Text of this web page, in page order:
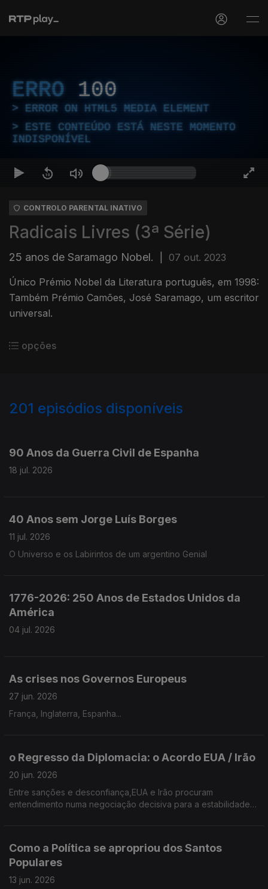
ERRO 100
ERROR ON HTML5 MEDIA ELEMENT
ESTE CONTEÚDO ESTÁ NESTE MOMENTO
INDISPONÍVEL
CONTROLO PARENTAL INATIVO
Radicais Livres (3ª Série)
25 anos de Saramago Nobel. 07 out. 2023
Único Prémio Nobel da Literatura português, em 1998:
Também Prémio Camões, José Saramago, um escritor
universal.
opções
201 episódios disponíveis
90 Anos da Guerra Civil de Espanha
18 jul. 2026
40 Anos sem Jorge Luís Borges
11 jul. 2026
O Universo e os Labirintos de um argentino Genial
1776-2026: 250 Anos de Estados Unidos da
América
04 jul. 2026
As crises nos Governos Europeus
27 jun. 2026
França, Inglaterra, Espanha...
o Regresso da Diplomacia: o Acordo EUA / Irão
20 jun. 2026
Entre sanções e desconfiança,EUA e Irão procuram
entendimento numa negociação decisiva para a estabilidade
Como a Política se apropriou dos Santos
Populares
13 jun. 2026